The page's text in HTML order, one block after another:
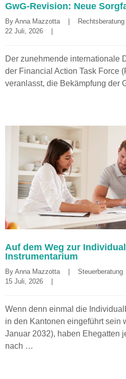
GwG-Revision: Neue
By Anna Mazzotta Rechtsberatung
22 Juli, 2026
Der zunehmende internationale
der Financial Action Task Force
veranlasst, die Bekämpfung der
Auf dem Weg zur
Instrumentarium
By Anna Mazzotta | Steuerberatung
15 Juli, 2026 |
Wenn denn einmal die
in den Kantonen eingeführt sein
Januar 2032), haben Ehegatten
nach …